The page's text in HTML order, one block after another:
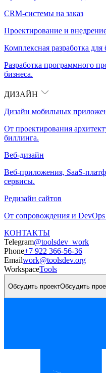
CRM-системы на заказ
Проектирование и
Комплексная разработка для
Разработка программного
бизнеса.
ДИЗАЙН
Дизайн мобильных
От проектирования
биллинга.
Веб-дизайн
Веб-приложения, SaaS-
сервисы.
Редизайн сайтов
От сопровождения и DevOps
КОНТАКТЫ
Telegram@toolsdev_work
Phone+7 922 366-56-36
Emailwork@toolsdev.org
WorkspaceTools
Обсудить проектОбсудить